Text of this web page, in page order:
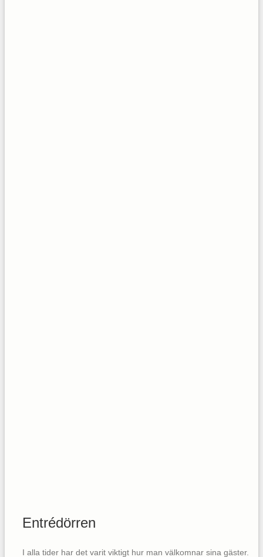
Entrédörren
I alla tider har det varit viktigt hur man välkomnar sina gäster.